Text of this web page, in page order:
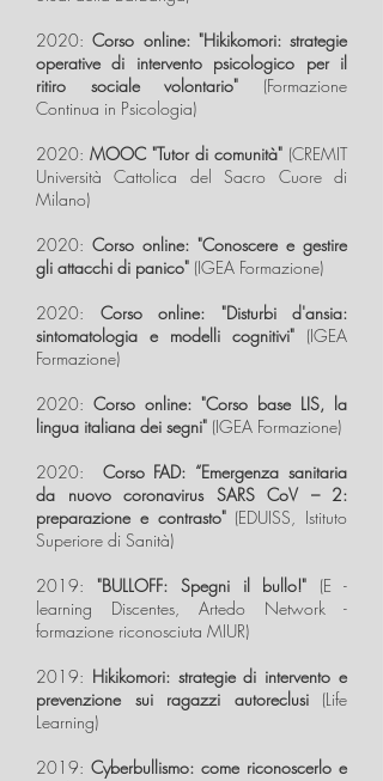
2020:Corso online: "Hikikomori: strategie
operative di intervento psicologico per il
ritiro sociale volontario" (Formazione
Continua in Psicologia)
2020: MOOC "Tutor di comunità" (CREMIT
Università Cattolica del Sacro Cuore di
Milano)
2020: Corso online: "Conoscere e gestire
gli attacchi di panico" (IGEA Formazione)
2020: Corso online: "Disturbi d'ansia:
sintomatologia e modelli cognitivi" (IGEA
Formazione)
2020: Corso online: "Corso base LIS, la
lingua italiana dei segni" (IGEA Formazione)
2020: Corso FAD: “Emergenza sanitaria
da nuovo coronavirus SARS CoV – 2:
preparazione e contrasto"(EDUISS, Istituto
Superiore di Sanità)
2019: "BULLOFF: Spegni il bullo!" (E -
learning Discentes, Artedo Network -
formazione riconosciuta MIUR)
2019: Hikikomori: strategie di intervento e
prevenzione sui ragazzi autoreclusi(Life
Learning)
2019: Cyberbullismo: come riconoscerlo e